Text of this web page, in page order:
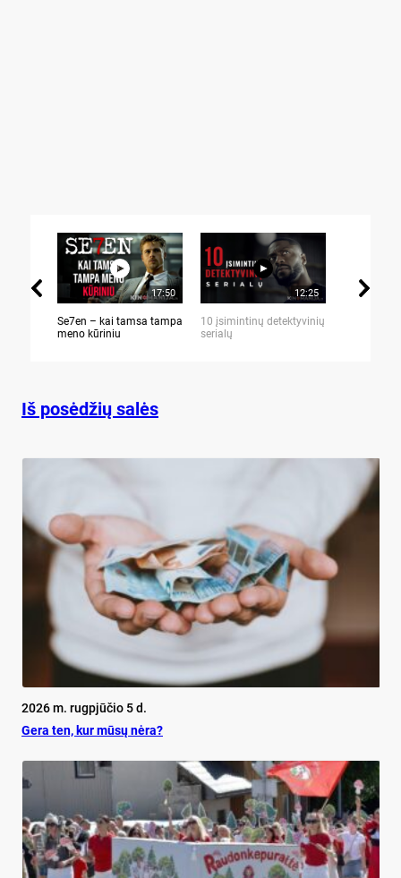
17:50
Se7en – kai tamsa tampa
meno kūriniu
12:25
10 įsimintinų detektyvinių
serialų
Iš posėdžių salės
2026 m. rugpjūčio 5 d.
Ge­ra ten, kur mū­sų nė­ra?